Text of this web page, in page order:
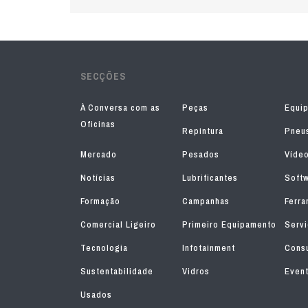
SECÇÕES
À Conversa com as
Oficinas
Peças
Repintura
Mercado
Pesados
Notícias
Lubrificantes
Formação
Campanhas
Comercial Ligeiro
Primeiro Equipamento
Tecnologia
Infotainment
Sustentabilidade
Vidros
Usados